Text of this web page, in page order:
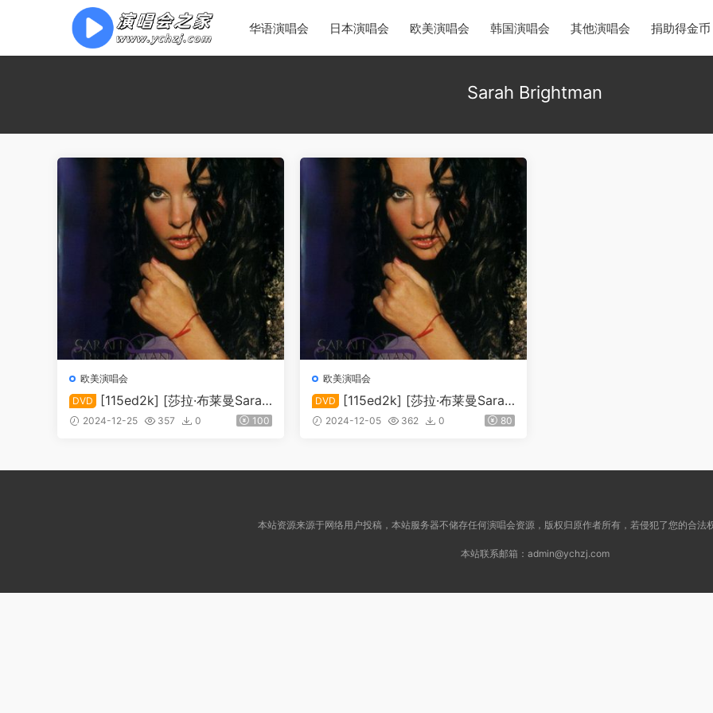
华语演唱会 日本演唱会 欧美演唱会 韩国演唱会 其他演唱会 捐助得金币
Sarah Brightman
欧美演唱会
DVD
[115ed2k] [莎拉·布莱曼Sarah
Brightman 2004拉斯维加斯演唱会
2024-12-25 357 0 100
欧美演唱会
DVD
[115ed2k] [莎拉·布莱曼Sarah
Brightman 2004拉斯维加斯演唱会
2024-12-05 362 0 80
本站资源来源于网络用户投稿，本站服务器不储存任何演唱会资源，版权归原作者所有，若侵犯了您的合法
本站联系邮箱： admin@ychzj.com